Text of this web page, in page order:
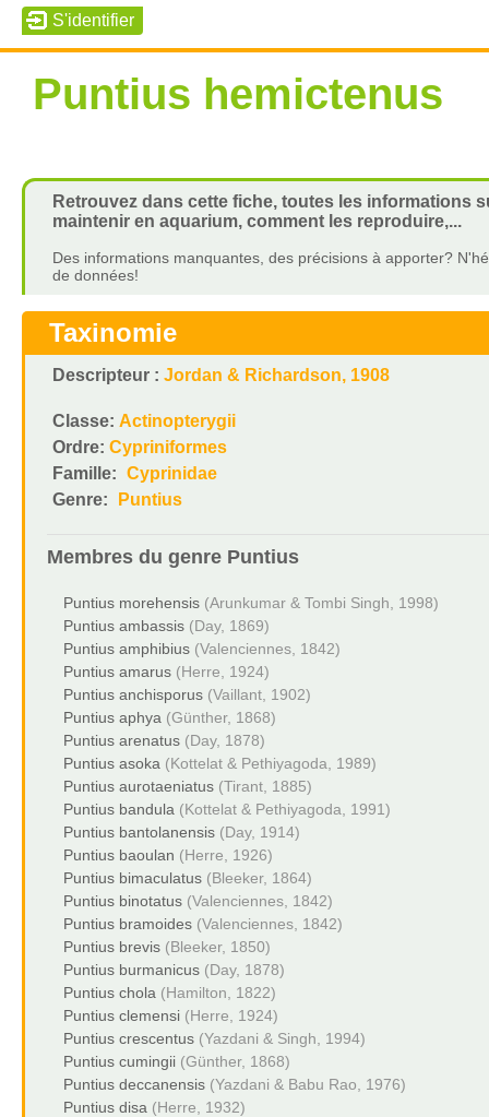
Puntius hemictenus
Retrouvez dans cette fiche, toutes les informations
maintenir en aquarium, comment les reproduire,...
Des informations manquantes, des précisions à apporter?
de données!
Taxinomie
Descripteur : Jordan & Richardson, 1908
Classe: Actinopterygii
Ordre: Cypriniformes
Famille: Cyprinidae
Genre:
Puntius
Membres du genre Puntius
Puntius morehensis (Arunkumar & Tombi Singh, 1998)
Puntius ambassis (Day, 1869)
Puntius amphibius (Valenciennes, 1842)
Puntius amarus (Herre, 1924)
Puntius anchisporus (Vaillant, 1902)
Puntius aphya (Günther, 1868)
Puntius arenatus (Day, 1878)
Puntius asoka (Kottelat & Pethiyagoda, 1989)
Puntius aurotaeniatus (Tirant, 1885)
Puntius bandula (Kottelat & Pethiyagoda, 1991)
Puntius bantolanensis (Day, 1914)
Puntius baoulan (Herre, 1926)
Puntius bimaculatus (Bleeker, 1864)
Puntius binotatus (Valenciennes, 1842)
Puntius bramoides (Valenciennes, 1842)
Puntius brevis (Bleeker, 1850)
Puntius burmanicus (Day, 1878)
Puntius chola (Hamilton, 1822)
Puntius clemensi (Herre, 1924)
Puntius crescentus (Yazdani & Singh, 1994)
Puntius cumingii (Günther, 1868)
Puntius deccanensis (Yazdani & Babu Rao, 1976)
Puntius disa (Herre, 1932)